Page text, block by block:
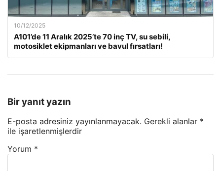
10/12/2025
A101’de 11 Aralık 2025’te 70 inç TV, su sebili,
motosiklet ekipmanları ve bavul fırsatları!
Bir yanıt yazın
E-posta adresiniz yayınlanmayacak. Gerekli alanlar *
ile işaretlenmişlerdir
Yorum *